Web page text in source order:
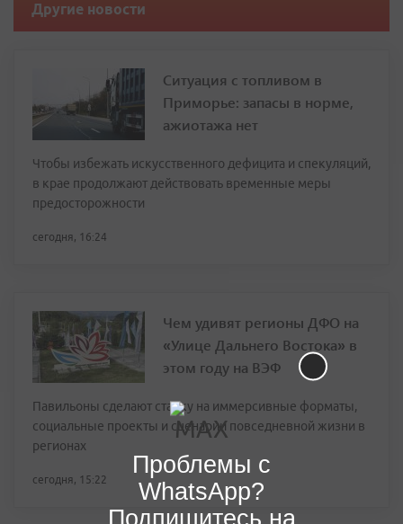
Другие новости
Ситуация с топливом в
Приморье: запасы в норме,
ажиотажа нет
Чтобы избежать искусственного дефицита и спекуляций,
в крае продолжают действовать временные меры
предосторожности
сегодня, 16:24
Чем удивят регионы ДФО на
«Улице Дальнего Востока» в
этом году на ВЭФ
Павильоны сделают ставку на иммерсивные форматы,
социальные проекты и сценарии повседневной жизни в
регионах
сегодня, 15:22
Проблемы с
WhatsApp?
Подпишитесь на